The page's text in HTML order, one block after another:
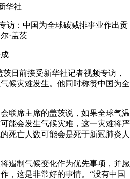
华社
访：中国为全球碳减排事业作出贡
·盖茨
日前接受新华社记者视频专访，
候灾难发生。他同时称赞中国为全
联席主席的盖茨说，如果全球气温
能会发生气候灾难，这一灾难将严
死亡人数可能会是死于新冠肺炎人
遏制气候变化作为优先事项，并愿
，这是非常好的事情。“没有中国